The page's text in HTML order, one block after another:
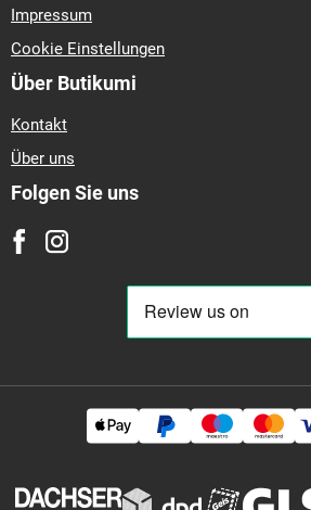
Impressum
Cookie Einstellungen
Über Butikumi
Kontakt
Über uns
Folgen Sie uns